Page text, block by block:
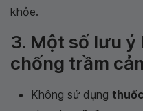
khỏe.
3. Một số lưu
chống trầm
Không sử dụng